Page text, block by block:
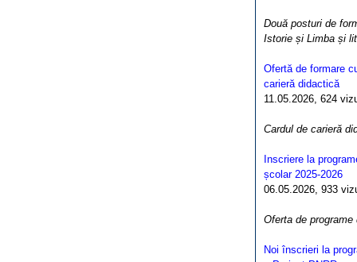
Două posturi de
Istorie și Limba și
Ofertă de formare
carieră didactică
11.05.2026, 624
Cardul de carieră
Inscriere la
școlar 2025-2026
06.05.2026, 933
Oferta de programe
Noi înscrieri la